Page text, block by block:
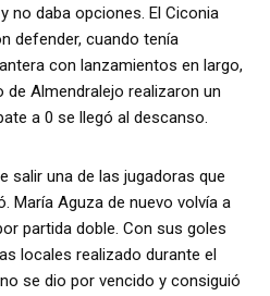
no daba opciones. El Ciconia
defender, cuando tenía
con lanzamientos en largo,
Almendralejo realizaron un
a 0 se llegó al descanso.
salir una de las jugadoras que
María Aguza de nuevo volvía a
partida doble. Con sus goles
locales realizado durante el
se dio por vencido y consiguió